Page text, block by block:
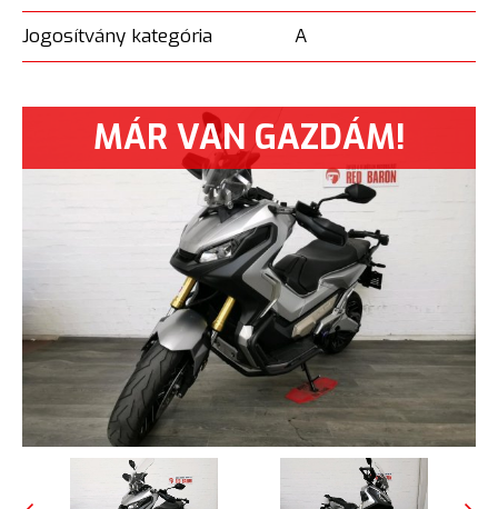
Jogosítvány kategória
A
MÁR VAN GAZDÁM!